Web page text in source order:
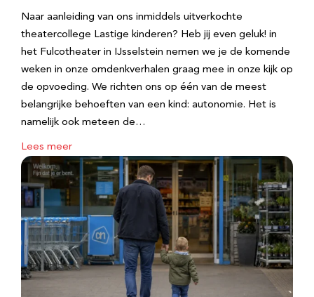
Naar aanleiding van ons inmiddels uitverkochte
theatercollege Lastige kinderen? Heb jij even geluk! in
het Fulcotheater in IJsselstein nemen we je de komende
weken in onze omdenkverhalen graag mee in onze kijk op
de opvoeding. We richten ons op één van de meest
belangrijke behoeften van een kind: autonomie. Het is
namelijk ook meteen de…
Lees meer